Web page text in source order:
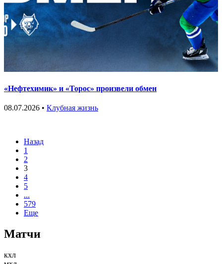
«Нефтехимик» и «Торос» произвели обмен
08.07.2026 • Клубная жизнь
Назад
1
2
3
4
5
...
579
Еще
Матчи
кхл